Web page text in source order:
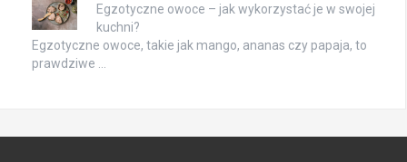
Egzotyczne owoce – jak wykorzystać je w swojej
kuchni?
Egzotyczne owoce, takie jak mango, ananas czy papaja, to
prawdziwe …